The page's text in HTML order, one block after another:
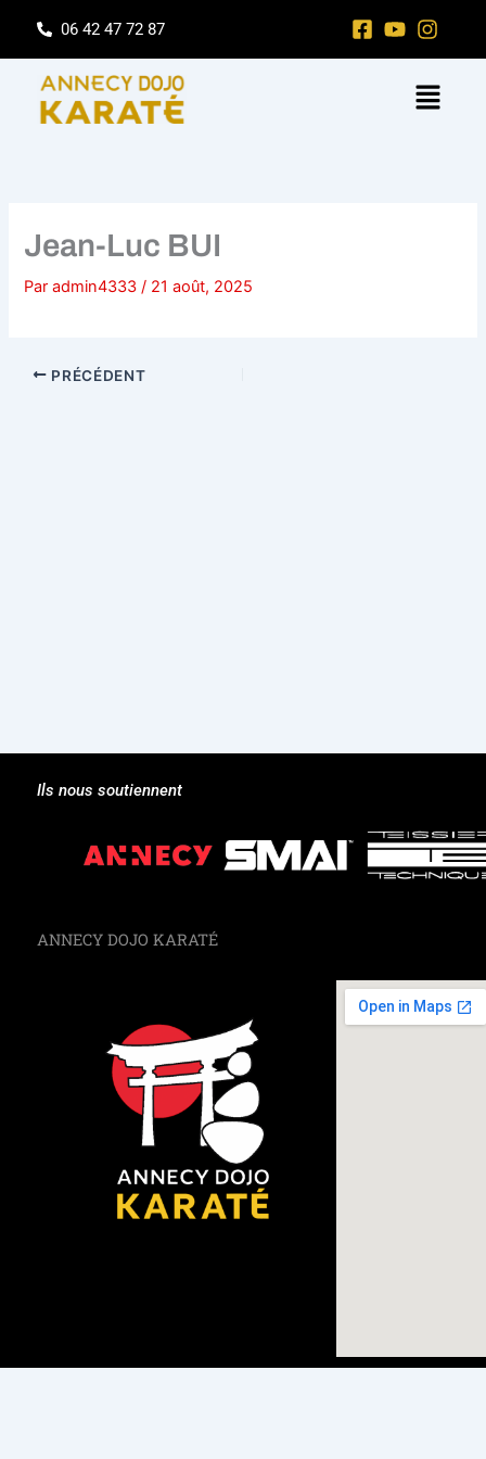
contenu
06 42 47 72 87
Menu
Jean-Luc BUI
Paradmin4333/ 21 août, 2025
PRÉCÉDENT
Ils nous soutiennent
ANNECY DOJO KARATÉ